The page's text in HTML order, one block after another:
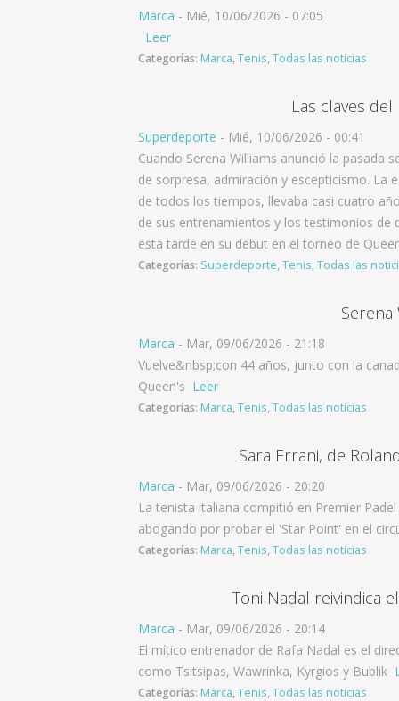
Marca - Mié, 10/06/2026 - 07:05
Leer
Categorías: Marca, Tenis, Todas las noticias
Las claves
Superdeporte - Mié, 10/06/2026 - 00:41
Cuando Serena Williams anunció la
de sorpresa, admiración y escepticismo. La
de todos los tiempos, llevaba casi cuatro
de sus entrenamientos y los testimonios de
esta tarde en su debut en el torneo de
Categorías: Superdeporte, Tenis, Todas las
Serena
Marca - Mar, 09/06/2026 - 21:18
Vuelve&nbsp;con 44 años, junto con la
Queen's Leer
Categorías: Marca, Tenis, Todas las noticias
Sara Errani, de
Marca - Mar, 09/06/2026 - 20:20
La tenista italiana compitió en Premier
abogando por probar el 'Star Point' en el
Categorías: Marca, Tenis, Todas las noticias
Toni Nadal reivindica
Marca - Mar, 09/06/2026 - 20:14
El mítico entrenador de Rafa Nadal es el
como Tsitsipas, Wawrinka, Kyrgios y Bublik
Categorías: Marca, Tenis, Todas las noticias